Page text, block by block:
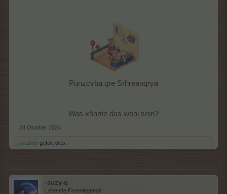
Punzcvba qre Srhreanqrya
Was könnte das wohl sein?​
24 Oktober 2024
justabob gefällt dies.
-suzy-q
Lebende Forenlegende